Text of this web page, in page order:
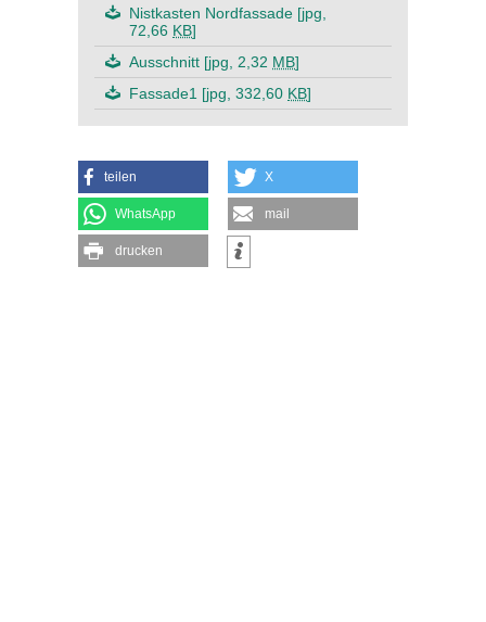
Nistkasten Nordfassade [jpg,
72,66 KB]
Ausschnitt [jpg, 2,32 MB]
Fassade1 [jpg, 332,60 KB]
teilen X
WhatsApp mail
drucken